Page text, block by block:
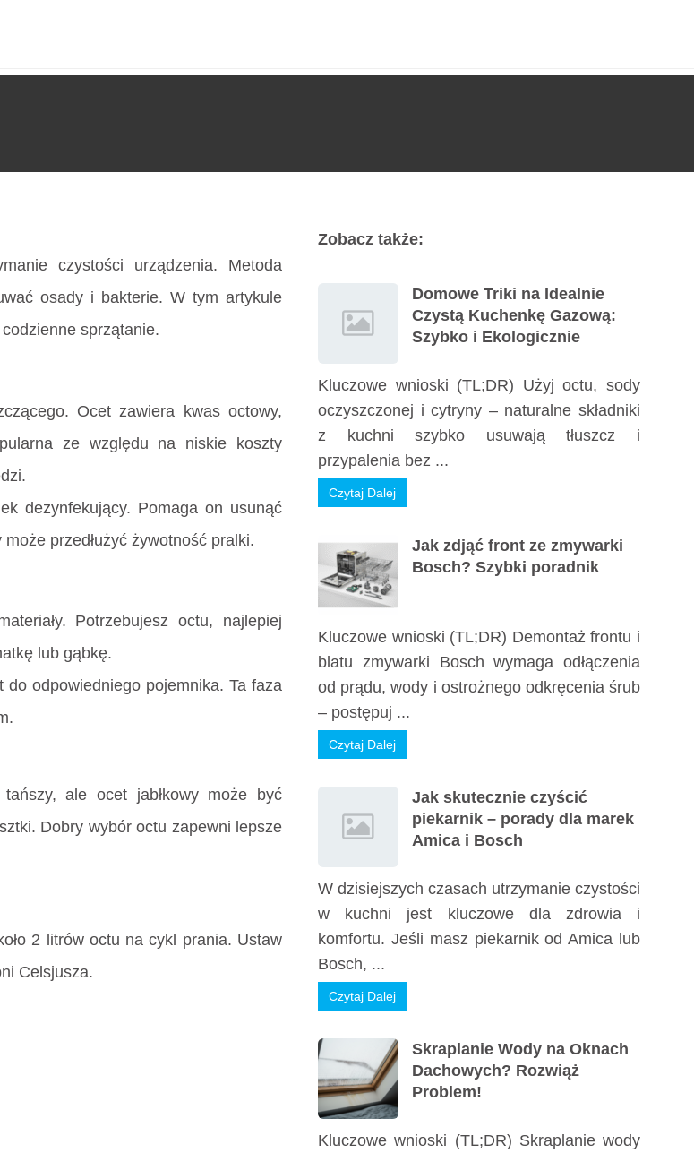
czystości urządzenia. Metoda
osady i bakterie. W tym artykule
sprzątanie.
Ocet zawiera kwas octowy,
ze względu na niskie koszty
dezynfekujący. Pomaga on usunąć
przedłużyć żywotność pralki.
Potrzebujesz octu, najlepiej
lub gąbkę.
odpowiedniego pojemnika. Ta faza
ale ocet jabłkowy może być
Dobry wybór octu zapewni lepsze
2 litrów octu na cykl prania. Ustaw
Celsjusza.
Zobacz także:
Domowe Triki na Idealnie
Czystą Kuchenkę Gazową:
Szybko i Ekologicznie
Kluczowe wnioski (TL;DR) Użyj octu, sody
oczyszczonej i cytryny – naturalne składniki
z kuchni szybko usuwają tłuszcz i
przypalenia bez ...
Czytaj Dalej
Jak zdjąć front ze zmywarki
Bosch? Szybki poradnik
Kluczowe wnioski (TL;DR) Demontaż frontu i
blatu zmywarki Bosch wymaga odłączenia
od prądu, wody i ostrożnego odkręcenia śrub
– postępuj ...
Czytaj Dalej
Jak skutecznie czyścić
piekarnik – porady dla marek
Amica i Bosch
W dzisiejszych czasach utrzymanie czystości
w kuchni jest kluczowe dla zdrowia i
komfortu. Jeśli masz piekarnik od Amica lub
Bosch, ...
Czytaj Dalej
Skraplanie Wody na Oknach
Dachowych? Rozwiąż
Problem!
Kluczowe wnioski (TL;DR) Skraplanie wody